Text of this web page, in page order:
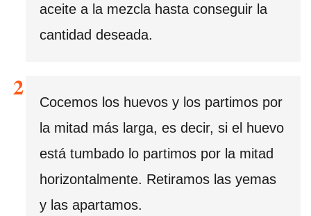
aceite a la mezcla hasta conseguir la
cantidad deseada.
Cocemos los huevos y los partimos por
la mitad más larga, es decir, si el huevo
está tumbado lo partimos por la mitad
horizontalmente. Retiramos las yemas
y las apartamos.